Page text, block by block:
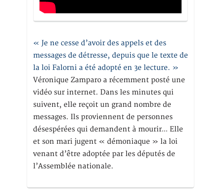
« Je ne cesse d’avoir des appels et des
messages de détresse, depuis que le texte de
la loi Falorni a été adopté en 3e lecture. »
Véronique Zamparo a récemment posté une
vidéo sur internet. Dans les minutes qui
suivent, elle reçoit un grand nombre de
messages. Ils proviennent de personnes
désespérées qui demandent à mourir… Elle
et son mari jugent « démoniaque » la loi
venant d’être adoptée par les députés de
l’Assemblée nationale.